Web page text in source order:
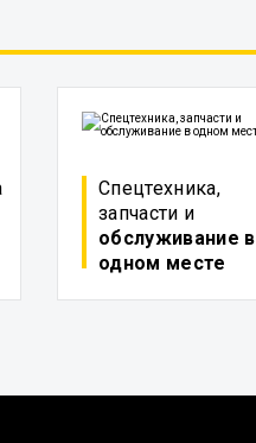
Спецтехника,
запчасти и
обслуживание в
одном месте